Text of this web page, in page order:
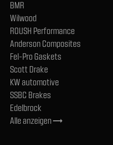
BMR
Wilwood
ROUSH Performance
Anderson Composites
Fel-Pro Gaskets
Scott Drake
KW automotive
SSBC Brakes
Edelbrock
Alle anzeigentrending_flat